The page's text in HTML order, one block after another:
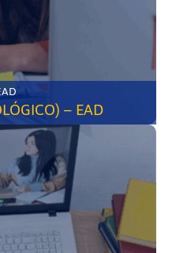
• EAD
– EAD